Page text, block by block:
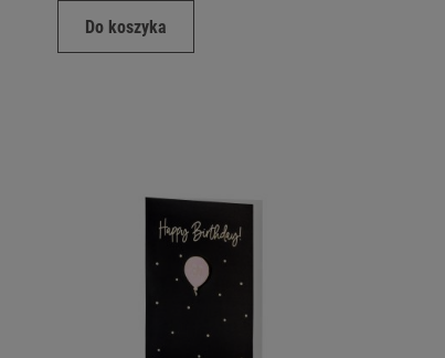
Do koszyka